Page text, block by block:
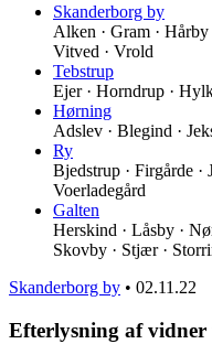
Skanderborg by
Alken · Gram ·
Vitved · Vrold
Tebstrup
Ejer · Horndrup ·
Hørning
Adslev · Blegind ·
Ry
Bjedstrup · Firgårde ·
Voerladegård
Galten
Herskind · Låsby ·
Skovby · Stjær ·
Skanderborg by • 02.11.22
Efterlysning af